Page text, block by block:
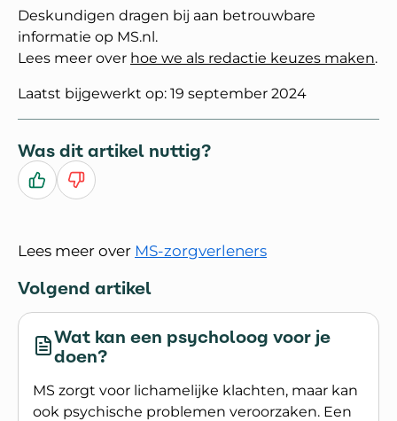
Deskundigen dragen bij aan betrouwbare
informatie op MS.nl.
Lees meer over hoe we als redactie keuzes maken.
Laatst bijgewerkt op: 19 september 2024
Was dit artikel nuttig?
Ja Nee
Lees meer over MS-zorgverleners
Volgend artikel
Wat kan een psycholoog voor je
doen?
MS zorgt voor lichamelijke klachten, maar kan
ook psychische problemen veroorzaken. Een